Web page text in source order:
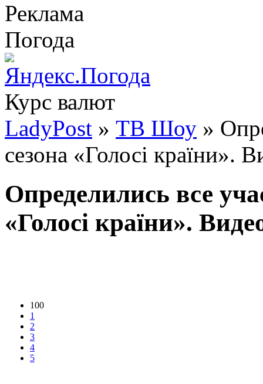
Реклама
Погода
Курс валют
LadyPost » ТВ Шоу »
сезона «Голосі країни».
Определились все
«Голосі країни».
100
1
2
3
4
5